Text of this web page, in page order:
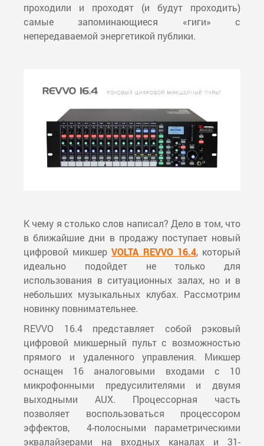
проходили и проходят (и будут проходить)
самые запоминающиеся «гиги» с
непередаваемой энергетикой публики.
К чему я столько слов написал? Дело в том, что
в ближайшие дни в продажу поступает новый
цифровой микшерVOLTA REVVO 16.4, который
идеально подойдет не только для
использования в ситуационных залах, но и в
небольших музыкальных клубах. Рассмотрим
новинку повнимательнее.
REVVO 16.4 представляет собой рэковый
цифровой микшерный пульт с возможностью
прямого и удаленного управления. Микшер
оснащен 16 аналоговыми входами с 10
микрофонными предусилителями и двумя
выходными AUX. Процессорная часть
позволяет воспользоваться процессором
эффектов, 4-полосными параметрическими
эквалайзерами на входных каналах и 31-